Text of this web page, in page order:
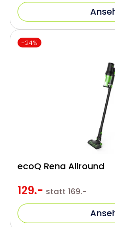
-24%
129.- statt 169.-
ecoQ Rena Allround